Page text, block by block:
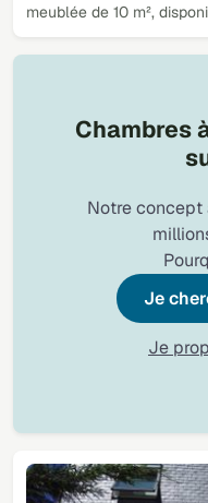
meublée de 10 m²,
Chambres
Notre concept
Je
Je